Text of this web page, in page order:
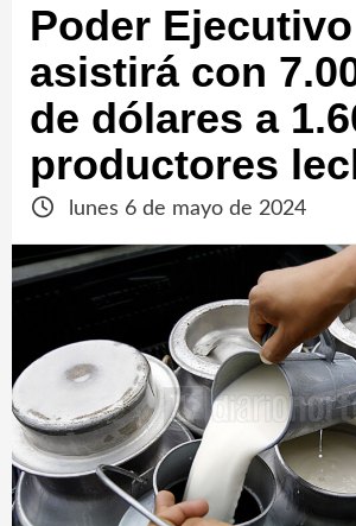
Poder Ejecutivo
asistirá con
de dólares a
productores
lunes 6 de mayo de 2024